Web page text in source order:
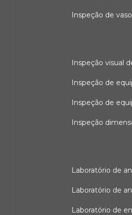
inspeção de
inspeção visual
inspeção de
inspeção de
inspeção
laboratório de
laboratório de
laboratório de